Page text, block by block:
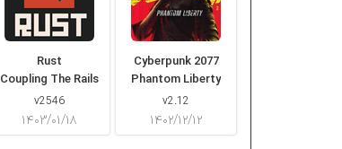
Rust
Coupling The Rails
v2546
۱۴۰۳/۰۱/۱۸
Cyberpunk 2077
Phantom Liberty
v2.12
۱۴۰۲/۱۲/۱۲